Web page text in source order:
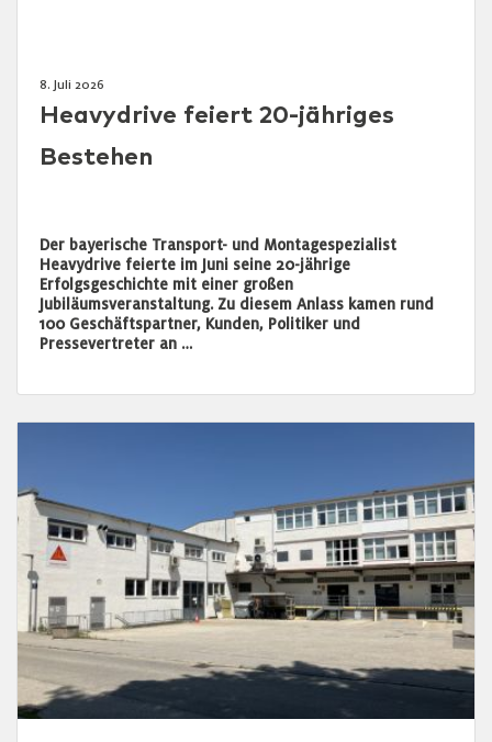
8. Juli 2026
Heavydrive feiert 20-jähriges
Bestehen
Der bayerische Transport- und Montagespezialist
Heavydrive feierte im Juni seine 20-jährige
Erfolgsgeschichte mit einer großen
Jubiläumsveranstaltung. Zu diesem Anlass kamen rund
100 Geschäftspartner, Kunden, Politiker und
Pressevertreter an …